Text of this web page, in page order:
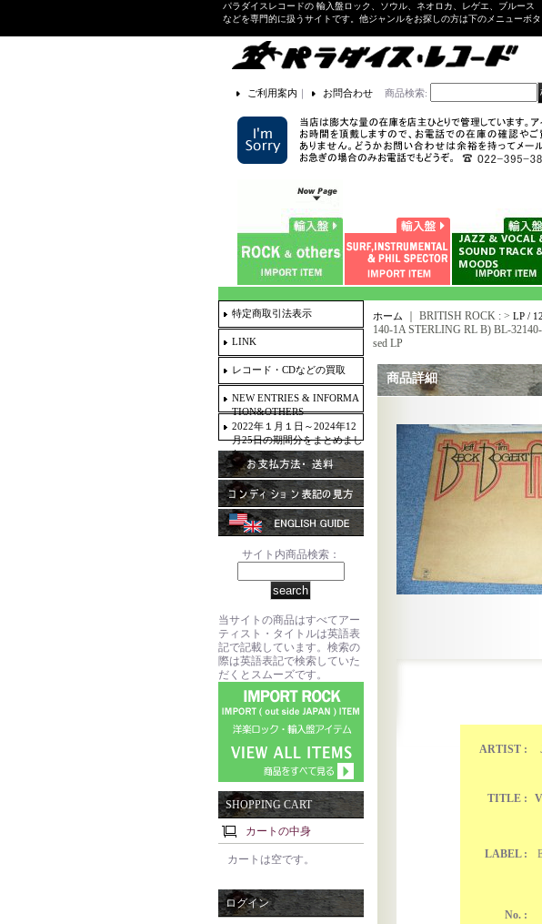
パラダイスレコードの 輸入盤ロック、ソウル、ネオロカ、レゲエ、ブルース
などを専門的に扱うサイトです。他ジャンルをお探しの方は下のメニューボタ
ご利用案内 ｜ お問合わせ 商品検索:
特定商取引法表示
LINK
レコード・CDなどの買取
NEW ENTRIES & INFORMA
TION&OTHERS
2022年１月１日～2024年12
月25日の期間分をまとめまし
た。
サイト内商品検索：
当サイトの商品はすべてアー
ティスト・タイトルは英語表
記で記載しています。検索の
際は英語表記で検索していた
だくとスムーズです。
SHOPPING CART
カートの中身
カートは空です。
ログイン
ホーム ｜ BRITISH ROCK : > LP /
140-1A STERLING RL B) BL-
sed LP
商品詳細
ARTIST :
TITLE :
LABEL :
No. :